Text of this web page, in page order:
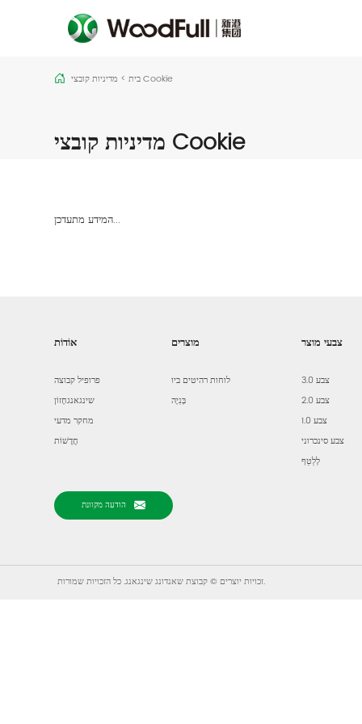
בית > מדיניות קובצי Cookie
מדיניות קובצי Cookie
המידע מתעדכן...
אוֹדוֹת
פרופיל קבוצה
שינגאנגחָזוֹן
מחקר מדעי
חֲדָשׁוֹת
מוצרים
לוחות רהיטים ביו
בְּנִיָה
צבעי מוצר
צבע 3.0
צבע 2.0
צבע 1.0
צבע סינכרוני
לְלַטֵף
הודעה מקוונת
זכויות יוצרים © קבוצת שאנדונג שינגאנג. כל הזכויות שמורות.